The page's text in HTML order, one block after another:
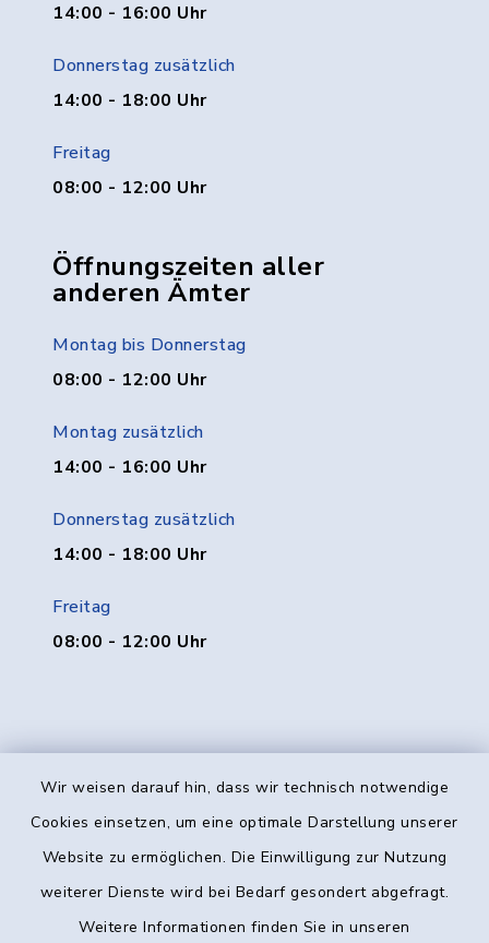
Wir weisen darauf hin, dass wir technisch notwendige
Cookies einsetzen, um eine optimale Darstellung unserer
Website zu ermöglichen. Die Einwilligung zur Nutzung
weiterer Dienste wird bei Bedarf gesondert abgefragt.
Weitere Informationen finden Sie in unseren
14:00 - 16:00 Uhr
Donnerstag zusätzlich
14:00 - 18:00 Uhr
Freitag
08:00 - 12:00 Uhr
Öffnungszeiten aller
anderen Ämter
Montag bis Donnerstag
08:00 - 12:00 Uhr
Montag zusätzlich
14:00 - 16:00 Uhr
Donnerstag zusätzlich
14:00 - 18:00 Uhr
Freitag
08:00 - 12:00 Uhr
Kontakt
Datenschutz